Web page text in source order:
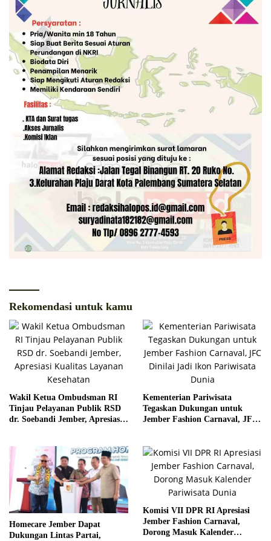
Rekomendasi untuk kamu
Wakil Ketua Ombudsman RI
Tinjau Pelayanan Publik RSD
dr. Soebandi Jember, Apresiasi
Kementerian Pariwisata
Tegaskan Dukungan untuk
Jember Fashion Carnaval, JFC
Homecare Jember Dapat
Dukungan Lintas Partai,
Komisi VII DPR RI Apresiasi
Jember Fashion Carnaval,
Dorong Masuk Kalender